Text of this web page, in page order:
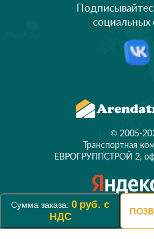
Сумма заказа: 0 руб. с
НДС
© 2005-
Транспортная
ЕВРОГРУППСТРОЙ 2,
социальных